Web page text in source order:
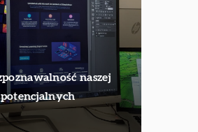
naszej